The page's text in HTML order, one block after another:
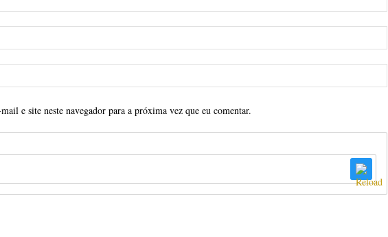
e site neste navegador para a próxima vez que eu comentar.